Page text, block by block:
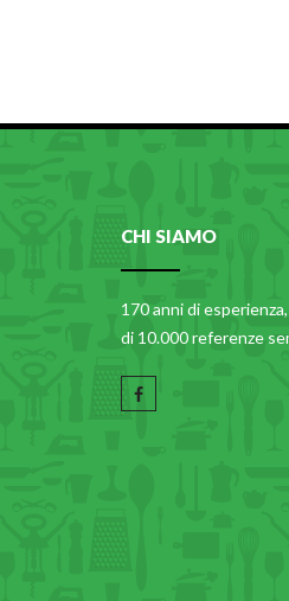
CHI SIAMO
170 anni di
di 10.000 referenze